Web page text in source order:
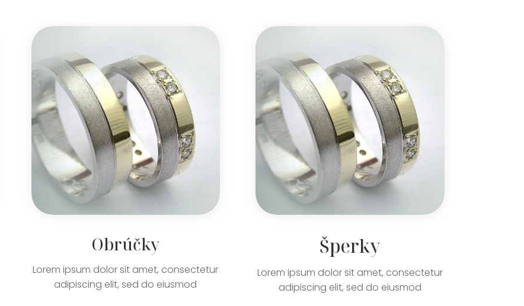
Obrúčky
Lorem ipsum dolor sit amet, consectetur
adipiscing elit, sed do eiusmod
Šperky
Lorem ipsum dolor sit amet, consectetur
adipiscing elit, sed do eiusmod